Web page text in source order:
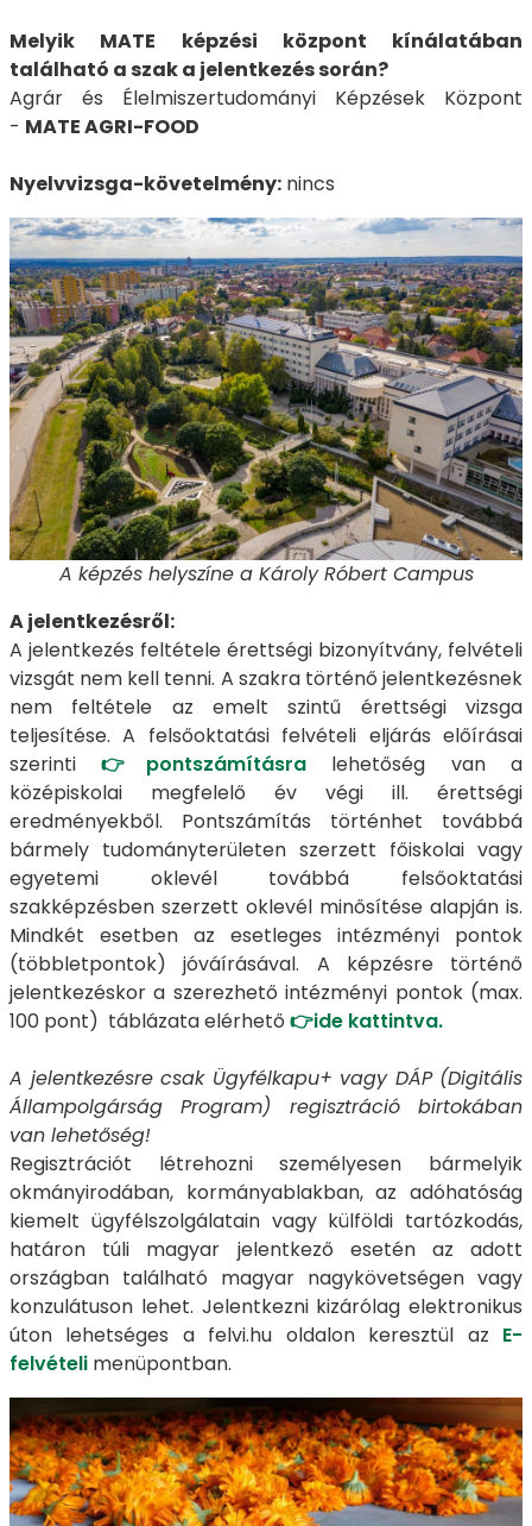
Melyik MATE képzési központ kínálatában
található a szak a jelentkezés során?
Agrár és Élelmiszertudományi Képzések Központ
- MATE AGRI-FOOD
Nyelvvizsga-követelmény: nincs
A képzés helyszíne a Károly Róbert Campus
A jelentkezésről:
A jelentkezés feltétele érettségi bizonyítvány, felvételi
vizsgát nem kell tenni. A szakra történő jelentkezésnek
nem feltétele az emelt szintű érettségi vizsga
teljesítése. A felsőoktatási felvételi eljárás előírásai
szerinti👉 pontszámításralehetőség van a
középiskolai megfelelő év végi ill. érettségi
eredményekből. Pontszámítás történhet továbbá
bármely tudományterületen szerzett főiskolai vagy
egyetemi oklevél továbbá felsőoktatási
szakképzésben szerzett oklevél minősítése alapján is.
Mindkét esetben az esetleges intézményi pontok
(többletpontok) jóváírásával. A képzésre történő
jelentkezéskor a szerezhető intézményi pontok (max.
100 pont) táblázata elérhető 👉ide kattintva.
A jelentkezésre csak Ügyfélkapu+ vagy DÁP (Digitális
Állampolgárság Program) regisztráció birtokában
van lehetőség!
Regisztrációt létrehozni személyesen bármelyik
okmányirodában, kormányablakban, az adóhatóság
kiemelt ügyfélszolgálatain vagy külföldi tartózkodás,
határon túli magyar jelentkező esetén az adott
országban található magyar nagykövetségen vagy
konzulátuson lehet. Jelentkezni kizárólag elektronikus
úton lehetséges a felvi.hu oldalon keresztül az E-
felvételi menüpontban.